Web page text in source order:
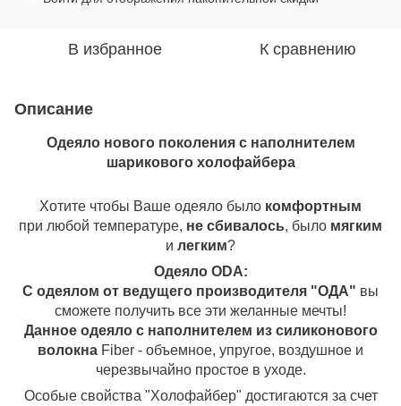
В избранное К сравнению
Описание
Одеяло нового поколения с наполнителем
шарикового холофайбера
Хотите чтобы Ваше одеяло было комфортным
при любой температуре, не сбивалось, было мягким
и легким?
Одеяло ОDA:
С одеялом от ведущего производителя "ОДА" вы
сможете получить все эти желанные мечты!
Данное одеяло с наполнителем из силиконового
волокна Fiber - объемное, упругое, воздушное и
черезвычайно простое в уходе.
Особые свойства "Холофайбер" достигаются за счет